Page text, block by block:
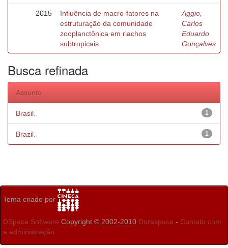
2015
Influência de macro-fatores na
estruturação da comunidade
zooplanctônica em riachos
subtropicais.
Aggio,
Carlos
Eduardo
Gonçalves
Busca refinada
Assunto
1
Brasil.
1
Brazil.
Tema criado por
DSpace Software Copyright © 2002-2010 Duraspace - Contato com
a administração